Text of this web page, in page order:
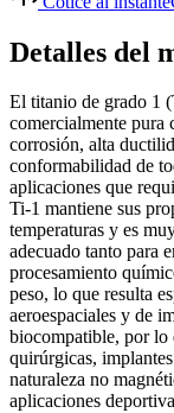
Detalles del
El titanio de grado 1
comercialmente pura
corrosión, alta
conformabilidad de
aplicaciones que
Ti-1 mantiene sus
temperaturas y es
adecuado tanto para
procesamiento
peso, lo que resulta
aeroespaciales y de
biocompatible, por lo
quirúrgicas,
naturaleza no
aplicaciones